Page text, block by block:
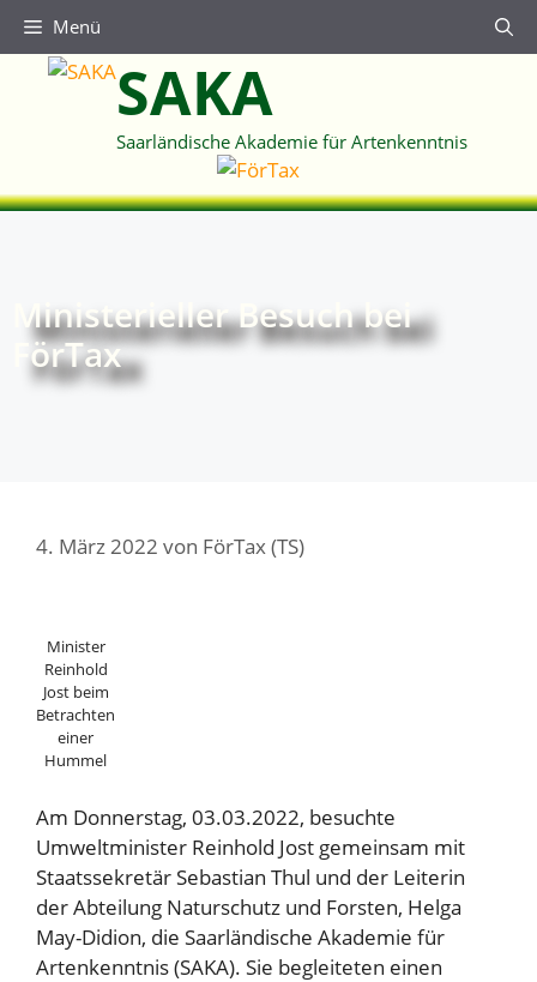
Zum
springen
Menü
SAKA
Saarländische Akademie für Artenkenntnis
Ministerieller Besuch bei
FörTax
4. März 2022 von FörTax (TS)
Minister
Reinhold
Jost beim
Betrachten
einer
Hummel
Am Donnerstag, 03.03.2022, besuchte
Umweltminister Reinhold Jost gemeinsam mit
Staatssekretär Sebastian Thul und der Leiterin
der Abteilung Naturschutz und Forsten, Helga
May-Didion, die Saarländische Akademie für
Artenkenntnis (SAKA). Sie begleiteten einen